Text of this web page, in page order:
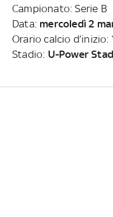
Campionato: Serie B
Data: mercoledì 2
Orario calcio d’inizio:
Stadio: U-Power